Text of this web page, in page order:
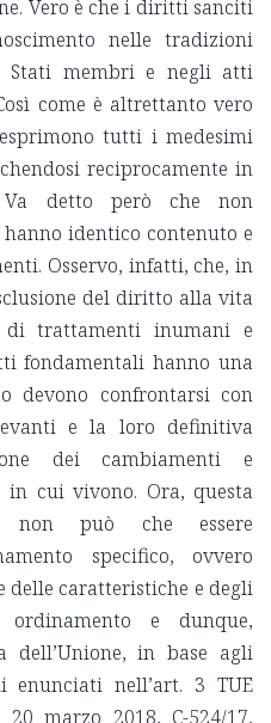
Vero è che i diritti sanciti
nelle tradizioni
Stati membri e negli atti
come è altrettanto vero
tutti i medesimi
reciprocamente in
detto però che non
identico contenuto e
Osservo, infatti, che, in
del diritto alla vita
trattamenti inumani e
fondamentali hanno una
devono confrontarsi con
e la loro definitiva
dei cambiamenti e
in cui vivono. Ora, questa
non può che essere
specifico, ovvero
delle caratteristiche e degli
e dunque,
dell’Unione, in base agli
nell’art. 3 TUE
20 marzo 2018, C-524/17,